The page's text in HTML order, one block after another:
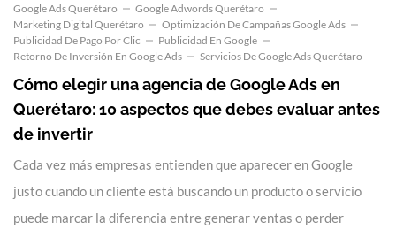
Google Ads Querétaro
Google Adwords Querétaro
Marketing Digital Querétaro
Optimización De Campañas Google Ads
Publicidad De Pago Por Clic
Publicidad En Google
Retorno De Inversión En Google Ads
Servicios De Google Ads Querétaro
Cómo elegir una agencia de Google Ads en
Querétaro: 10 aspectos que debes evaluar antes
de invertir
Cada vez más empresas entienden que aparecer en Google
justo cuando un cliente está buscando un producto o servicio
puede marcar la diferencia entre generar ventas o perder